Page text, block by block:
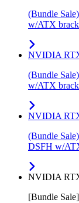
(Bundle
w/ATX
NVIDIA
(Bundle
w/ATX
NVIDIA
(Bundle
DSFH w/
NVIDIA
[Bundle Sale]